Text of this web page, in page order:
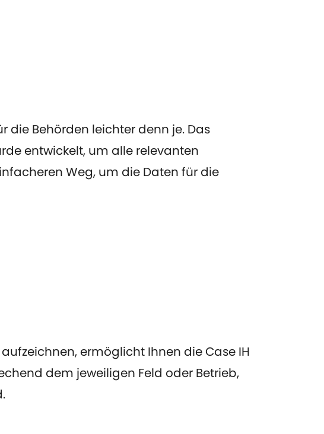
die Behörden leichter denn je. Das
entwickelt, um alle relevanten
Weg, um die Daten für die
ermöglicht Ihnen die Case IH
dem jeweiligen Feld oder Betrieb,